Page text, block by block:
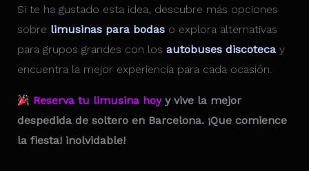
Si te ha gustado esta idea, descubre más opciones
sobre limusinas para bodaso explora alternativas
para grupos grandes con los autobuses discoteca y
encuentra la mejor experiencia para cada ocasión.
Reserva tu limusina hoy y vive la mejor
despedida de soltero en Barcelona. ¡Que comience
la fiesta! inolvidable!